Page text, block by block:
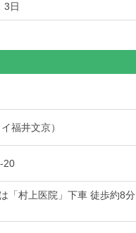
3日
福井文京）
20
「村上医院」下車 徒歩約8分